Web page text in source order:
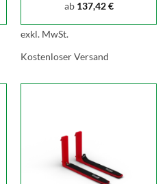
ab 137,42€
exkl. MwSt.
Kostenloser Versand